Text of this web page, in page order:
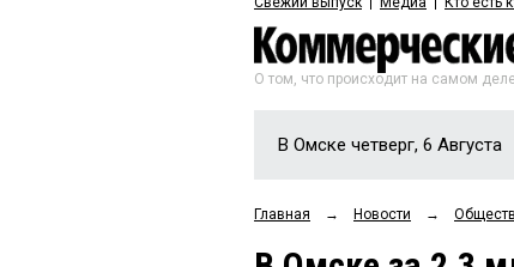
О том, что происходит на самом
В Омске четверг, 6 Августа
Главная → Новости →